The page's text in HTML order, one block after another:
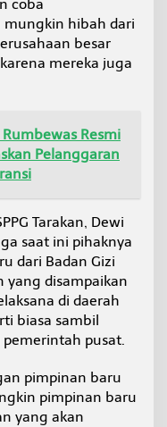
coba
mungkin hibah dari
besar
mereka juga
Resmi
Pelanggaran
Tarakan, Dewi
saat ini pihaknya
dari Badan Gizi
yang disampaikan
di daerah
biasa sambil
pusat.
pimpinan baru
pimpinan baru
yang akan